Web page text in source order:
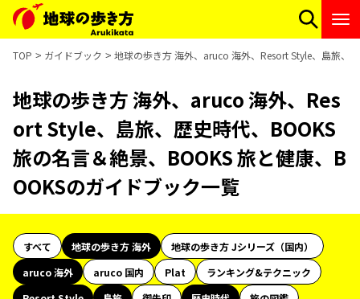
TOP ガイドブック 地球の歩き方 海外、aruco 海外、Resort Style、島旅、
地球の歩き方 海外、aruco 海外、Res
ort Style、島旅、歴史時代、BOOKS
旅の名言＆絶景、BOOKS 旅と健康、B
OOKSのガイドブック一覧
すべて 地球の歩き方 海外
地球の歩き方 Jシリーズ（国内）
aruco 海外
aruco 国内 Plat
ランキング&テクニック